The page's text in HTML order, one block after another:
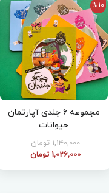
%10
مجموعه 6 جلدی آپارتمان
حیوانات
1,140,000 تومان
1,026,000 تومان